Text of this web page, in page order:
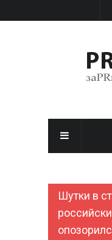
Перейти к основному
Шутки в